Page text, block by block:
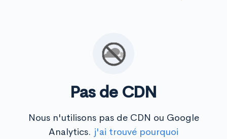
Pas de CDN
Nous n'utilisons pas de CDN ou Google
Analytics. j'ai trouvé pourquoi